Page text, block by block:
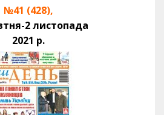
№41 (428),
2 листопада
2021 р.